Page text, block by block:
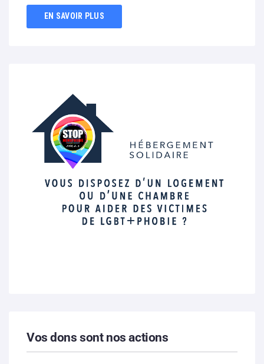
EN SAVOIR PLUS
Vos dons sont nos actions